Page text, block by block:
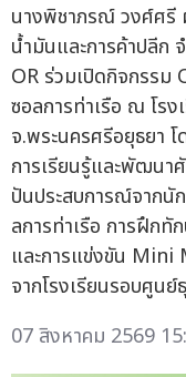
นางพิชาภรณ์ วงศ์ศรี
น้ำมันและการค้าปลีก
OR ร่วมเปิดกิจกรร
ซอลการท่าเรือ ณ โร
จ.พระนครศรีอยุธยา
การเรียนรู้และพัฒนา
ปันประสบการณ์จากนั
ลการท่าเรือ การฝึก
และการแข่งขัน Mini
จากโรงเรียนรอบศูนย์
07 สิงหาคม 2569